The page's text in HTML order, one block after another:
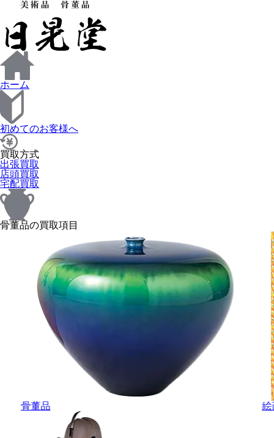
ホーム
初めてのお客様へ
買取方式
出張買取
店頭買取
宅配買取
骨董品の買取項目
骨董品 絵